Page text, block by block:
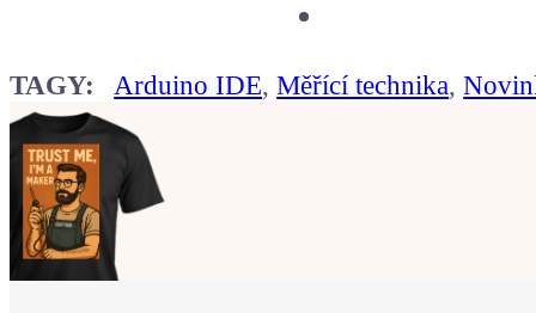
TAGY: Arduino IDE,Měřící technika,